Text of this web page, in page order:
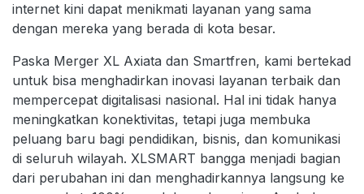
internet kini dapat menikmati layanan yang sama
dengan mereka yang berada di kota besar.
Paska Merger XL Axiata dan Smartfren, kami bertekad
untuk bisa menghadirkan inovasi layanan terbaik dan
mempercepat digitalisasi nasional. Hal ini tidak hanya
meningkatkan konektivitas, tetapi juga membuka
peluang baru bagi pendidikan, bisnis, dan komunikasi
di seluruh wilayah. XLSMART bangga menjadi bagian
dari perubahan ini dan menghadirkannya langsung ke